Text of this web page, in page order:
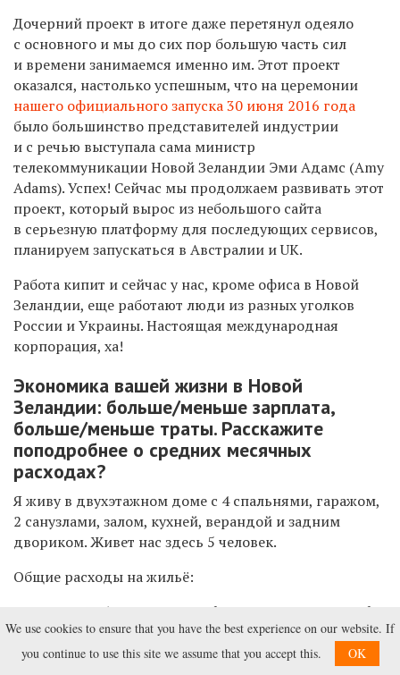
Дочерний проект в итоге даже перетянул одеяло
с основного и мы до сих пор большую часть сил
и времени занимаемся именно им. Этот проект
оказался, настолько успешным, что на церемонии
нашего официального запуска 30 июня 2016 года
было большинство представителей индустрии
и с речью выступала сама министр
телекоммуникации Новой Зеландии Эми Адамс (Amy
Adams). Успех! Сейчас мы продолжаем развивать этот
проект, который вырос из небольшого сайта
в серьезную платформу для последующих сервисов,
планируем запускаться в Австралии и UK.
Работа кипит и сейчас у нас, кроме офиса в Новой
Зеландии, еще работают люди из разных уголков
России и Украины. Настоящая международная
корпорация, ха!
Экономика вашей жизни в Новой
Зеландии: больше/меньше зарплата,
больше/меньше траты. Расскажите
поподробнее о средних месячных
расходах?
Я живу в двухэтажном доме с 4 спальнями, гаражом,
2 санузлами, залом, кухней, верандой и задним
двориком. Живет нас здесь 5 человек.
Общие расходы на жильё:
Рента ~ 600 NZD per week (~2700 NZD per month)
Интернет ~90 NZD per month
Электричество ~200 NZD per month
We use cookies to ensure that you have the best experience on our website. If
you continue to use this site we assume that you accept this.
OK